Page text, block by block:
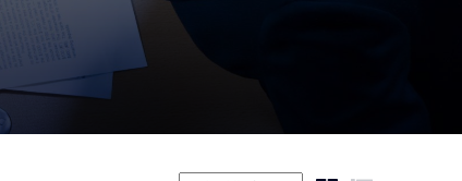
运动 & 健身
白皮书系列
健康、安全与环境（HSE）政策